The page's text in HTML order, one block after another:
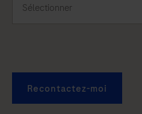
Recontactez-moi